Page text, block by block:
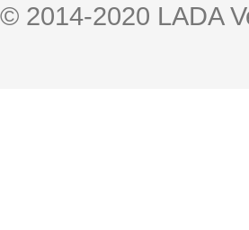
© 2014-2020 LADA